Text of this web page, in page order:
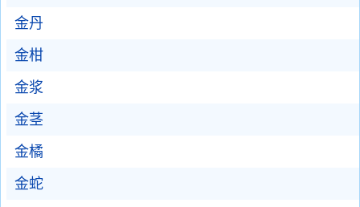
金丹
金柑
金浆
金茎
金橘
金蛇